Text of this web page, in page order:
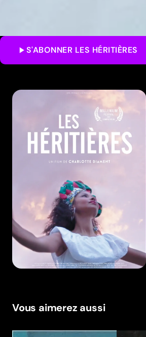
S'ABONNER LES HÉRITIÈRES
Vous aimerez aussi